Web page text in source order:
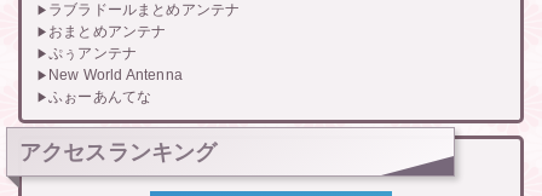
ラブラドールまとめアンテナ
おまとめアンテナ
ぷぅアンテナ
New World Antenna
ふぉーあんてな
アクセスランキング